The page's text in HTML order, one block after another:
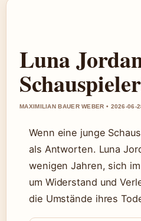
Luna
MAXIMILIAN BAUER WEBER • 2026-06-
Wenn eine junge
als Antworten. Luna
wenigen Jahren, sich
um Widerstand und
die Umstände ihres